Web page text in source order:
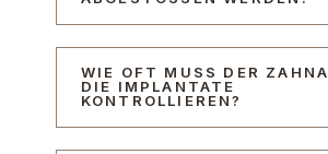
WIE OFT MUSS DER
DIE IMPLANTATE
KONTROLLIEREN?